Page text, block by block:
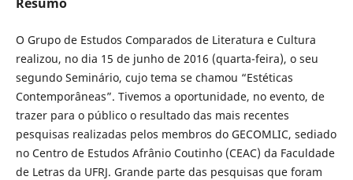
O Grupo de Estudos Comparados de Literatura e Cultura
realizou, no dia 15 de junho de 2016 (quarta-feira), o seu
segundo Seminário, cujo tema se chamou “Estéticas
Contemporâneas”. Tivemos a oportunidade, no evento, de
trazer para o público o resultado das mais recentes
pesquisas realizadas pelos membros do GECOMLIC, sediado
no Centro de Estudos Afrânio Coutinho (CEAC) da Faculdade
de Letras da UFRJ. Grande parte das pesquisas que foram